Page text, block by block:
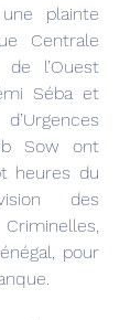
plainte
Centrale
l’Ouest
Séba et
Sow ont
heures du
des
pour